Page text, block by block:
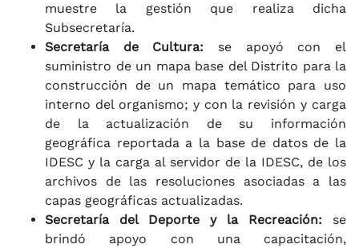
muestre la gestión que realiza dicha
Subsecretaría.
Secretaría de Cultura: se apoyó con el
suministro de un mapa base del Distrito para la
construcción de un mapa temático para uso
interno del organismo; y con la revisión y carga
de la actualización de su información
geográfica reportada a la base de datos de la
IDESC y la carga al servidor de la IDESC, de los
archivos de las resoluciones asociadas a las
capas geográficas actualizadas.
Secretaría del Deporte y la Recreación: se
brindó apoyo con una capacitación,